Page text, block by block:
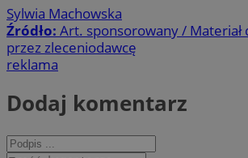
Sylwia Machowska
Źródło: Art. sponsorowany / Materiał
przez zleceniodawcę
reklama
Dodaj komentarz